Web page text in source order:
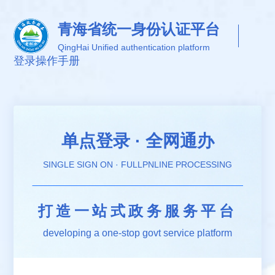
青海省统一身份认证平台
QingHai Unified authentication platform
登录操作手册
单点登录 · 全网通办
SINGLE SIGN ON · FULLPNLINE PROCESSING
打造一站式政务服务平台
developing a one-stop govt service platform